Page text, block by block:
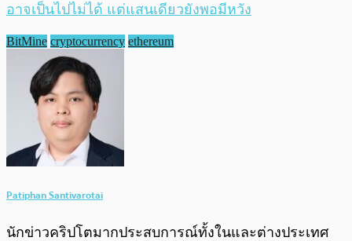
อาจเป็นไปไม่ได้ แต่แสนเดียวยังพอมีหวัง
BitMine cryptocurrency ethereum
Patiphan Santivarotai
นักข่าวคริปโตมากประสบการณ์ทั้งในและต่างประเทศ